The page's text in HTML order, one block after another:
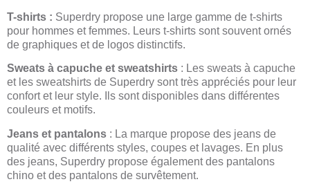
T-shirts : Superdry propose une large gamme de t-shirts
pour hommes et femmes. Leurs t-shirts sont souvent ornés
de graphiques et de logos distinctifs.
Sweats à capuche et sweatshirts : Les sweats à capuche
et les sweatshirts de Superdry sont très appréciés pour leur
confort et leur style. Ils sont disponibles dans différentes
couleurs et motifs.
Jeans et pantalons : La marque propose des jeans de
qualité avec différents styles, coupes et lavages. En plus
des jeans, Superdry propose également des pantalons
chino et des pantalons de survêtement.